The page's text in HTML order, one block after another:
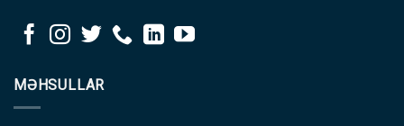
MƏHSULLAR